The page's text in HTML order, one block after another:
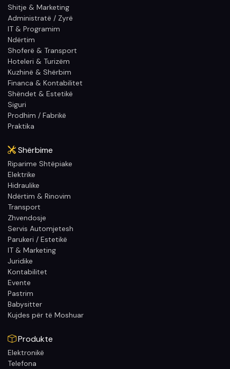
Shitje & Marketing
Administratë / Zyrë
IT & Programim
Ndërtim
Shoferë & Transport
Hoteleri & Turizëm
Kuzhinë & Shërbim
Financa & Kontabilitet
Shëndet & Estetikë
Siguri
Prodhim / Fabrikë
Praktika
Shërbime
Riparime Shtëpiake
Elektrike
Hidraulike
Ndërtim & Rinovim
Transport
Zhvendosje
Servis Automjetesh
Parukeri / Estetikë
IT & Marketing
Juridike
Kontabilitet
Evente
Pastrim
Babysitter
Kujdes për të Moshuar
Produkte
Elektronikë
Telefona